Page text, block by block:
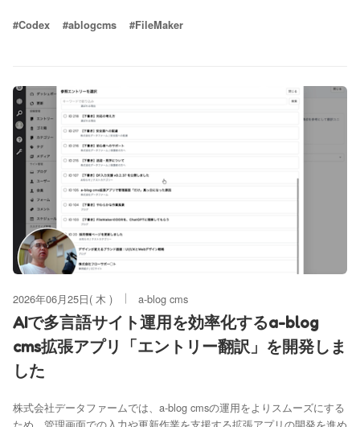
#Codex #ablogcms #FileMaker
2026年06月25日( 木 ) a-blog cms
AIで多言語サイト運用を効率化するa-blog
cms拡張アプリ「エントリー翻訳」を開発しま
した
株式会社データファームでは、a-blog cmsの運用をよりスムーズにする